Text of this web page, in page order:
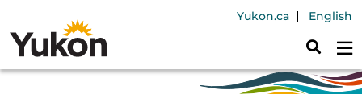
Aller au contenu principal
Header
Yukon.ca English